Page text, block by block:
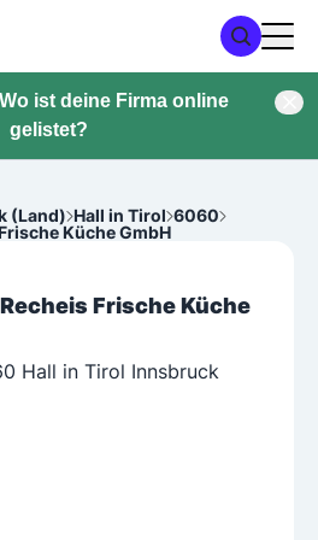
ist deine Firma online
gelistet?
(Land) Hall in Tirol 6060
Küche GmbH
Frische Küche
Hall in Tirol Innsbruck